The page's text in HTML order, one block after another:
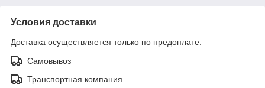
Условия доставки
Доставка осуществляется только по предоплате.
Самовывоз
Транспортная компания